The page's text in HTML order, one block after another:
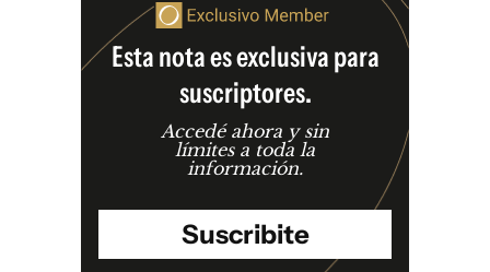
Esta nota es exclusiva para
suscriptores.
Accedé ahora y sin
límites a toda la
información.
Suscribite